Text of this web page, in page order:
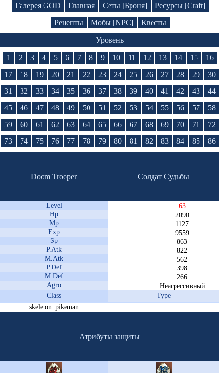
Галерея GOD Главная Сеты [Броня]
Ресурсы [Craft]
Рецепты
Мобы [NPC] Квесты
Уровень
1 2 3 4 5 6 7 8 9 10 11 12 13 14 15
16
17
18 19 20 21 22 23 24 25 26 27 28 29
30
31
32 33 34 35 36 37 38 39 40 41 42 43
44
45
46 47 48 49 50 51 52 53 54 55 56 57
58
59
60 61 62 63 64 65 66 67 68 69 70 71
72
73
74 75 76 77 78 79 80 81 82 83 84 85 86
Doom Trooper Солдат Судьбы
Level
Hp
Mp
Exp
Sp
P.Atk
M.Atk
P.Def
M.Def
Agro
63
2090
1127
9559
863
822
562
398
266
Неагрессивный
Class
Type
skeleton_pikeman
Атрибуты защиты